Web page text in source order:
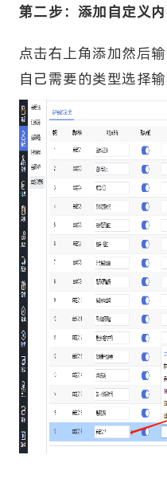
第二步：添加自定义
点击右上角添加然后
自己需要的类型选择